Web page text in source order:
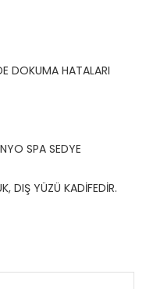
DOKUMA HATALARI
SPA SEDYE
DIŞ YÜZÜ KADİFEDİR.